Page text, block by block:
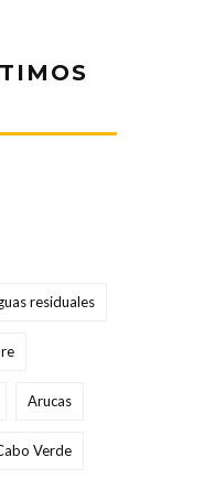
residuales
Arucas
Verde